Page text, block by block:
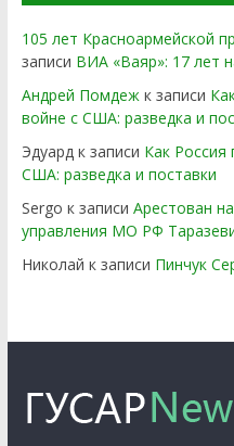
105 лет Красноармейской
записи ВИА «Ваяр»: 17 лет
Андрей Помдежк записи
войне с США: разведка и
Эдуардк записи Как Россия
США: разведка и поставки
Sergo к записи Арестован
управления МО РФ
Николай к записи Пинчук